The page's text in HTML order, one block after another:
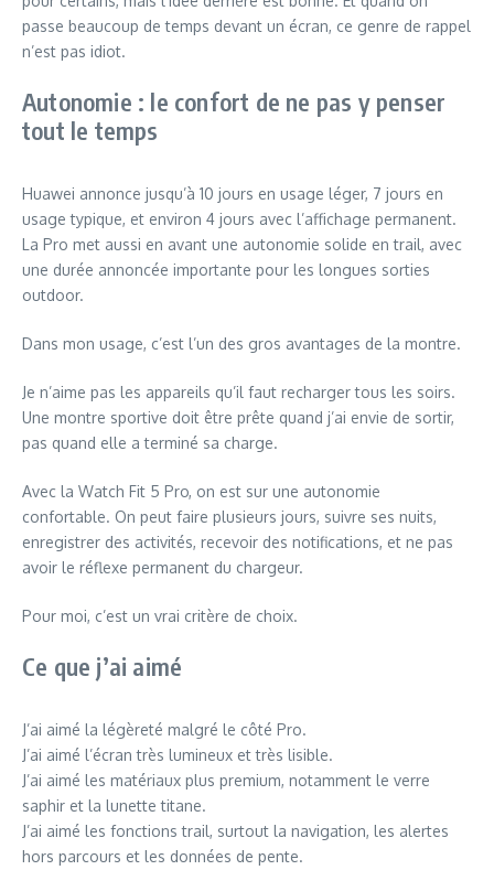
passe beaucoup de temps devant un écran, ce genre de rappel
n’est pas idiot.
Autonomie : le confort de ne pas y penser
tout le temps
Huawei annonce jusqu’à 10 jours en usage léger, 7 jours en
usage typique, et environ 4 jours avec l’affichage permanent.
La Pro met aussi en avant une autonomie solide en trail, avec
une durée annoncée importante pour les longues sorties
outdoor.
Dans mon usage, c’est l’un des gros avantages de la montre.
Je n’aime pas les appareils qu’il faut recharger tous les soirs.
Une montre sportive doit être prête quand j’ai envie de sortir,
pas quand elle a terminé sa charge.
Avec la Watch Fit 5 Pro, on est sur une autonomie
confortable. On peut faire plusieurs jours, suivre ses nuits,
enregistrer des activités, recevoir des notifications, et ne pas
avoir le réflexe permanent du chargeur.
Pour moi, c’est un vrai critère de choix.
Ce que j’ai aimé
J’ai aimé la légèreté malgré le côté Pro.
J’ai aimé l’écran très lumineux et très lisible.
J’ai aimé les matériaux plus premium, notamment le verre
saphir et la lunette titane.
J’ai aimé les fonctions trail, surtout la navigation, les alertes
hors parcours et les données de pente.